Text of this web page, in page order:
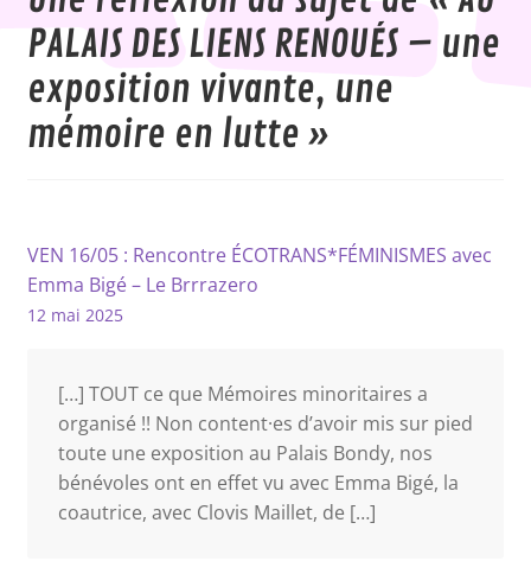
PALAIS DES LIENS RENOUÉS – une
exposition vivante, une
mémoire en lutte »
VEN 16/05 : Rencontre ÉCOTRANS*FÉMINISMES avec
Emma Bigé – Le Brrrazero
12 mai 2025
[…] TOUT ce que Mémoires minoritaires a
organisé !! Non content·es d’avoir mis sur pied
toute une exposition au Palais Bondy, nos
bénévoles ont en effet vu avec Emma Bigé, la
coautrice, avec Clovis Maillet, de […]